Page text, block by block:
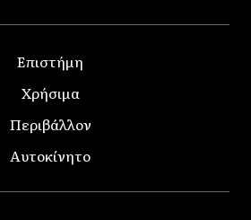
Επιστήμη
Χρήσιμα
Περιβάλλον
Αυτοκίνητο